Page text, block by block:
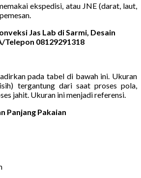
ekspedisi, atau JNE (darat, laut,
Jas Lab di Sarmi, Desain
Telepon 08129291318
pada tabel di bawah ini. Ukuran
tergantung dari saat proses pola,
jahit. Ukuran ini menjadi referensi.
Panjang Pakaian